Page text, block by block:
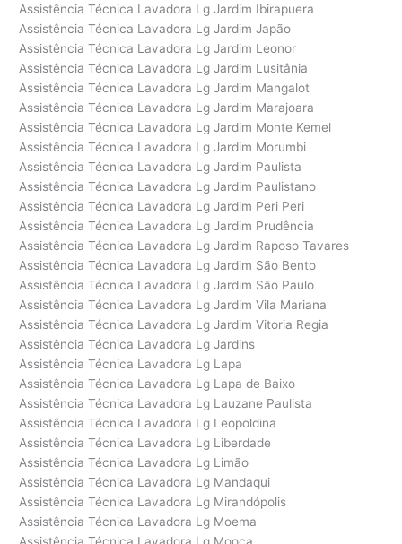
Assistência Técnica Lavadora Lg Jardim Ibirapuera
Assistência Técnica Lavadora Lg Jardim Japão
Assistência Técnica Lavadora Lg Jardim Leonor
Assistência Técnica Lavadora Lg Jardim Lusitânia
Assistência Técnica Lavadora Lg Jardim Mangalot
Assistência Técnica Lavadora Lg Jardim Marajoara
Assistência Técnica Lavadora Lg Jardim Monte Kemel
Assistência Técnica Lavadora Lg Jardim Morumbi
Assistência Técnica Lavadora Lg Jardim Paulista
Assistência Técnica Lavadora Lg Jardim Paulistano
Assistência Técnica Lavadora Lg Jardim Peri Peri
Assistência Técnica Lavadora Lg Jardim Prudência
Assistência Técnica Lavadora Lg Jardim Raposo Tavares
Assistência Técnica Lavadora Lg Jardim São Bento
Assistência Técnica Lavadora Lg Jardim São Paulo
Assistência Técnica Lavadora Lg Jardim Vila Mariana
Assistência Técnica Lavadora Lg Jardim Vitoria Regia
Assistência Técnica Lavadora Lg Jardins
Assistência Técnica Lavadora Lg Lapa
Assistência Técnica Lavadora Lg Lapa de Baixo
Assistência Técnica Lavadora Lg Lauzane Paulista
Assistência Técnica Lavadora Lg Leopoldina
Assistência Técnica Lavadora Lg Liberdade
Assistência Técnica Lavadora Lg Limão
Assistência Técnica Lavadora Lg Mandaqui
Assistência Técnica Lavadora Lg Mirandópolis
Assistência Técnica Lavadora Lg Moema
Assistência Técnica Lavadora Lg Mooca